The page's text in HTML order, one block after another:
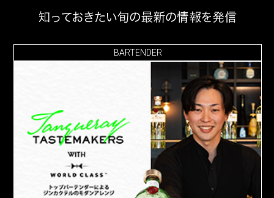
BARTENDER